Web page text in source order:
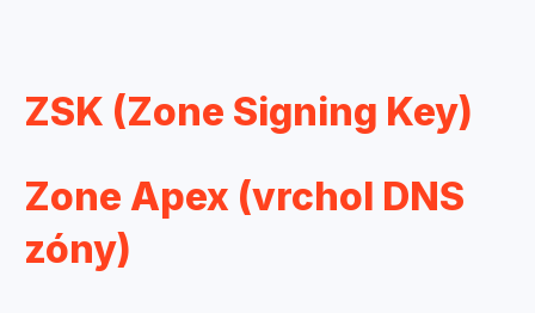
ZSK (Zone Signing Key)
Zone Apex (vrchol DNS
zóny)